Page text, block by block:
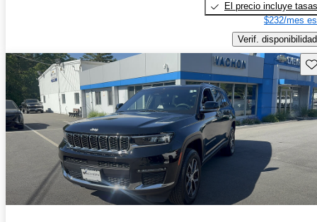
El precio incluye tasas
$232/mes
Verif. disponibilidad